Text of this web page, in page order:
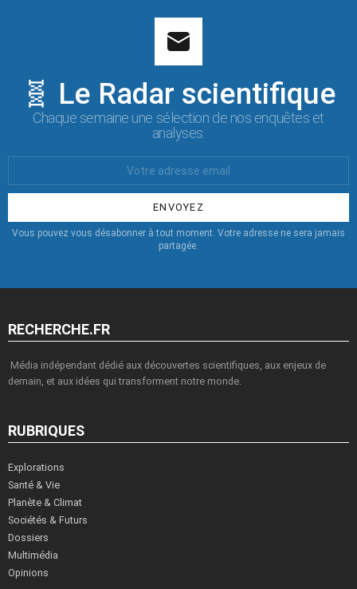
🧬 Le Radar scientifique
Chaque semaine une sélection de nos enquêtes et
analyses.
:
Vous pouvez vous désabonner à tout moment. Votre adresse ne sera jamais
partagée.
RECHERCHE.FR
Média indépendant dédié aux découvertes scientifiques, aux enjeux de
demain, et aux idées qui transforment notre monde.
RUBRIQUES
Explorations
Santé & Vie
Planète & Climat
Sociétés & Futurs
Dossiers
Multimédia
Opinions